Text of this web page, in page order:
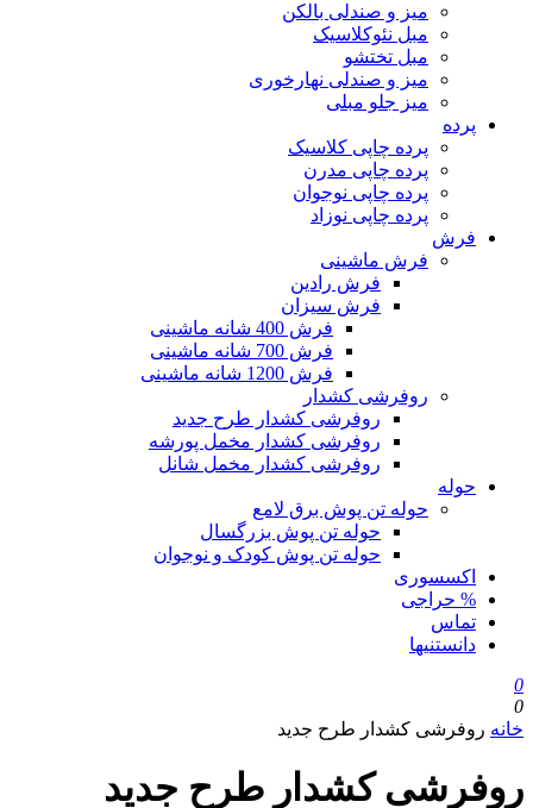
میز و صندلی بالکن
مبل نئوکلاسیک
مبل تختشو
میز و صندلی نهارخوری
میز جلو مبلی
پرده
پرده چاپی کلاسیک
پرده چاپی مدرن
پرده چاپی نوجوان
پرده چاپی نوزاد
فرش
فرش ماشینی
فرش رادین
فرش سیزان
فرش 400 شانه ماشینی
فرش 700 شانه ماشینی
فرش 1200 شانه ماشینی
روفرشی کشدار
روفرشی کشدار طرح جدید
روفرشی کشدار مخمل پورشه
روفرشی کشدار مخمل شانل
حوله
حوله تن پوش برق لامع
حوله تن پوش بزرگسال
حوله تن پوش کودک و نوجوان
اکسسوری
% حراجی
تماس
دانستنیها
0
0
خانه روفرشی کشدار طرح جدید
روفرشی کشدار طرح جدید